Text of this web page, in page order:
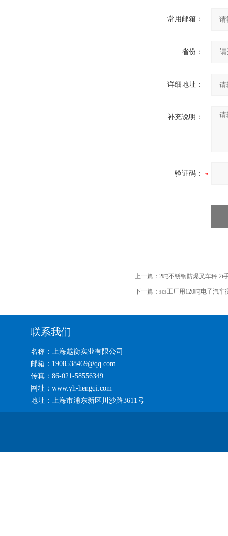
常用邮箱：
省份：
详细地址：
补充说明：
验证码：
上一篇： 2吨不锈钢防爆叉车秤 2t
下一篇： scs工厂用120吨电子汽
联系我们
名称：上海越衡实业有限公司
邮箱：1908538469@qq.com
传真：86-021-58556349
网址：www.yh-hengqi.com
地址：上海市浦东新区川沙路3611号